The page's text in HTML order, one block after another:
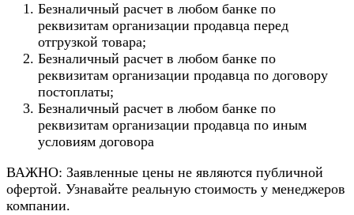
Безналичный расчет в любом банке по
реквизитам организации продавца перед
отгрузкой товара;
Безналичный расчет в любом банке по
реквизитам организации продавца по договору
постоплаты;
Безналичный расчет в любом банке по
реквизитам организации продавца по иным
условиям договора
ВАЖНО: Заявленные цены не являются публичной
офертой. Узнавайте реальную стоимость у менеджеров
компании.